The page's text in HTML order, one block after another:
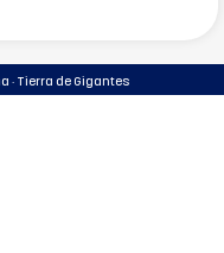
· Tierra de Gigantes